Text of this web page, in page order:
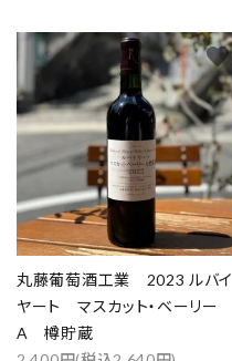
丸藤葡萄酒工業 2023 ルバイ
ヤート マスカット・ベーリー
A 樽貯蔵
favorite